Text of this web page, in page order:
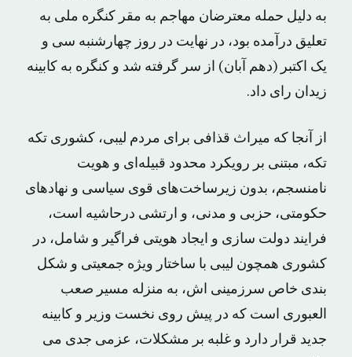
به دلیل حمله معترضان مهاجم به مقر کنگره ملی به
تعلیق درآمده بود، در نهایت در روز چهارشنبه سی و
یک اکتبر (دهم آبان) از سر گرفته شد و کنگره به کابینه
زیدان رای داد.
از آنجا که میراث قذافی برای مردم لیبی، کشوری تکه
تکه، مبتنی بر رویکرد محدود قبیله‌ای و هویت
نامنسجم، بدون زیرساخت‌های قوی سیاسی و نهادهای
حکومتی، حزبی و مدنی، و ارتشی درحاشیه است،
فرایند دولت سازی و ایجاد هویتی فراگیر و شامل، در
کشوری همچون لیبی با ساختار ویژه جمعیتی و شکل
بندی خاص سرزمینی اش، به منزله مسیر صعب
العبوری است که در پیش روی نخست وزیر و کابینه
جدید قرار دارد و غلبه بر مشکلات، عزمی جدی می